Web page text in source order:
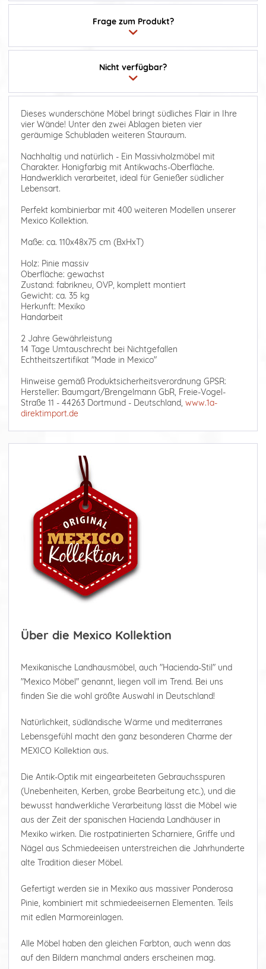
Frage zum Produkt?
Nicht verfügbar?
Dieses wunderschöne Möbel bringt südliches Flair in Ihre
vier Wände! Unter den zwei Ablagen bieten vier
geräumige Schubladen weiteren Stauraum.
Nachhaltig und natürlich - Ein Massivholzmöbel mit
Charakter. Honigfarbig mit Antikwachs-Oberfläche.
Handwerklich verarbeitet, ideal für Genießer südlicher
Lebensart.
Perfekt kombinierbar mit 400 weiteren Modellen unserer
Mexico Kollektion.
Maße: ca. 110x48x75 cm (BxHxT)
Holz: Pinie massiv
Oberfläche: gewachst
Zustand: fabrikneu, OVP, komplett montiert
Gewicht: ca. 35 kg
Herkunft: Mexiko
Handarbeit
2 Jahre Gewährleistung
14 Tage Umtauschrecht bei Nichtgefallen
Echtheitszertifikat "Made in Mexico"
Hinweise gemäß Produktsicherheitsverordnung GPSR:
Hersteller: Baumgart/Brengelmann GbR, Freie-Vogel-
Straße 11 - 44263 Dortmund - Deutschland, www.1a-
direktimport.de
Über die Mexico Kollektion
Mexikanische Landhausmöbel, auch "Hacienda-Stil" und
"Mexico Möbel" genannt, liegen voll im Trend. Bei uns
finden Sie die wohl größte Auswahl in Deutschland!
Natürlichkeit, südländische Wärme und mediterranes
Lebensgefühl macht den ganz besonderen Charme der
MEXICO Kollektion aus.
Die Antik-Optik mit eingearbeiteten Gebrauchsspuren
(Unebenheiten, Kerben, grobe Bearbeitung etc.), und die
bewusst handwerkliche Verarbeitung lässt die Möbel wie
aus der Zeit der spanischen Hacienda Landhäuser in
Mexiko wirken. Die rostpatinierten Scharniere, Griffe und
Nägel aus Schmiedeeisen unterstreichen die Jahrhunderte
alte Tradition dieser Möbel.
Gefertigt werden sie in Mexiko aus massiver Ponderosa
Pinie, kombiniert mit schmiedeeisernen Elementen. Teils
mit edlen Marmoreinlagen.
Alle Möbel haben den gleichen Farbton, auch wenn das
auf den Bildern manchmal anders erscheinen mag.